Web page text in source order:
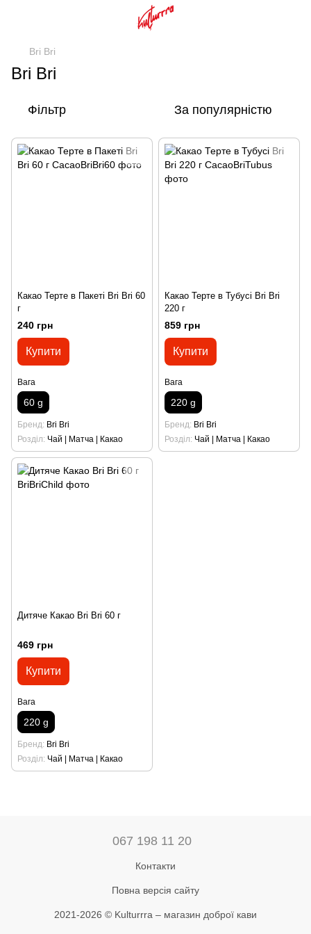
Bri Bri
Bri Bri
Фільтр За популярністю
Какао Терте в Пакеті Bri Bri 60
г
240 грн
Купити
Вага
60 g
Бренд Bri Bri
Розділ Чай | Матча | Какао
Какао Терте в Тубусі Bri Bri
220 г
859 грн
Купити
Вага
220 g
Бренд Bri Bri
Розділ Чай | Матча | Какао
Дитяче Какао Bri Bri 60 г
469 грн
Купити
Вага
220 g
Бренд Bri Bri
Розділ Чай | Матча | Какао
067 198 11 20
Контакти
Повна версія сайту
2021-2026 © Kulturrra – магазин доброї кави